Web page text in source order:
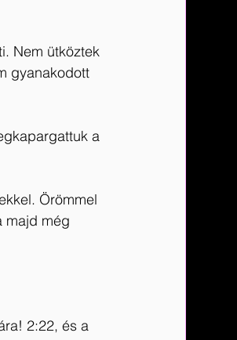
Nem ütköztek
gyanakodott
a
Örömmel
majd még
2:22, és a